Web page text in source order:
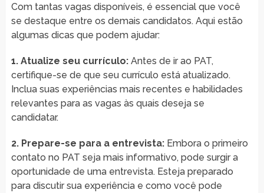
Com tantas vagas disponíveis, é essencial que você
se destaque entre os demais candidatos. Aqui estão
algumas dicas que podem ajudar:
1. Atualize seu currículo:Antes de ir ao PAT,
certifique-se de que seu currículo está atualizado.
Inclua suas experiências mais recentes e habilidades
relevantes para as vagas às quais deseja se
candidatar.
2. Prepare-se para a entrevista:Embora o primeiro
contato no PAT seja mais informativo, pode surgir a
oportunidade de uma entrevista. Esteja preparado
para discutir sua experiência e como você pode